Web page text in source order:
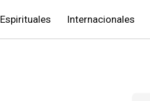
Espirituales Internacionales